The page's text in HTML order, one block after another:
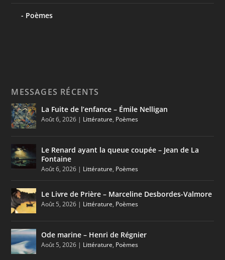
Poèmes
MESSAGES RÉCENTS
La Fuite de l’enfance – Émile Nelligan
Août 6, 2026 | Littérature, Poèmes
Le Renard ayant la queue coupée – Jean de La
Fontaine
Août 6, 2026 | Littérature, Poèmes
Le Livre de Prière – Marceline Desbordes-Valmore
Août 5, 2026 | Littérature, Poèmes
Ode marine – Henri de Régnier
Août 5, 2026 | Littérature, Poèmes